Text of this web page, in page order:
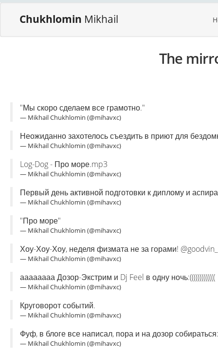
Chukhlomin Mikhail
The
"Мы скоро сделаем все грамотно."
— Mikhail Chukhlomin (@mihavxc)
Неожиданно захотелось съездить в приют для
— Mikhail Chukhlomin (@mihavxc)
Log-Dog - Про море.mp3
— Mikhail Chukhlomin (@mihavxc)
Первый день активной подготовки к диплому и
— Mikhail Chukhlomin (@mihavxc)
"Про море"
— Mikhail Chukhlomin (@mihavxc)
Хоу-Хоу-Хоу, неделя физмата не за горами!
— Mikhail Chukhlomin (@mihavxc)
аааааааа Дозор-Экстрим и Dj Feel в одну ночь:(((((((((((((
— Mikhail Chukhlomin (@mihavxc)
Круговорот событий.
— Mikhail Chukhlomin (@mihavxc)
Фуф, в блоге все написал, пора и на дозор
— Mikhail Chukhlomin (@mihavxc)